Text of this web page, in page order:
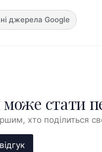
джерела Google
може стати
хто поділиться